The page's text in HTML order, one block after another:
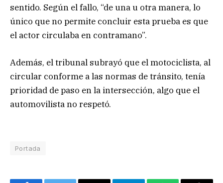
sentido. Según el fallo, “de una u otra manera, lo
único que no permite concluir esta prueba es que
el actor circulaba en contramano”.
Además, el tribunal subrayó que el motociclista, al
circular conforme a las normas de tránsito, tenía
prioridad de paso en la intersección, algo que el
automovilista no respetó.
Portada